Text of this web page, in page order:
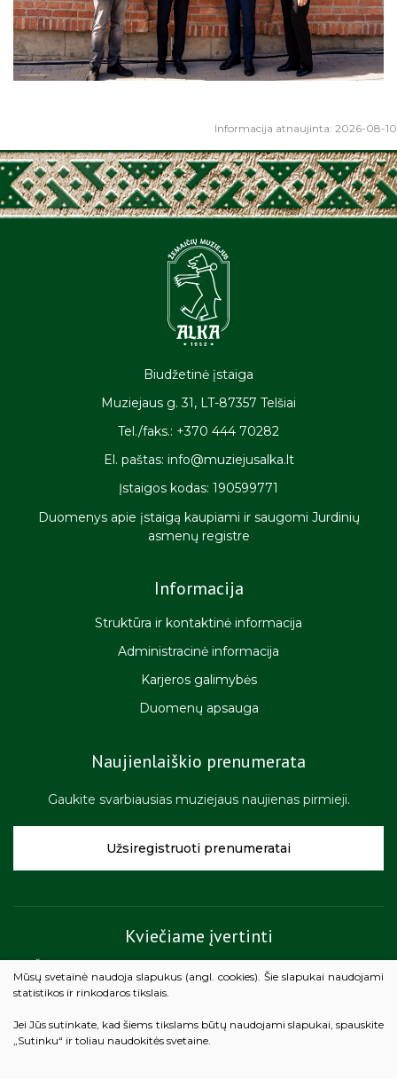
Informacija atnaujinta: 2026-08-10
Biudžetinė įstaiga
Muziejaus g. 31, LT-87357 Telšiai
Tel./faks.: +370 444 70282
El. paštas: info@muziejusalka.lt
Įstaigos kodas: 190599771
Duomenys apie įstaigą kaupiami ir saugomi Jurdinių
asmenų registre
Informacija
Struktūra ir kontaktinė informacija
Administracinė informacija
Karjeros galimybės
Duomenų apsauga
Naujienlaiškio prenumerata
Gaukite svarbiausias muziejaus naujienas pirmieji.
Užsiregistruoti prenumeratai
Kviečiame įvertinti
Žemaičių muziejaus „Alka“ teikiamų paslaugų kokybę.
Vertinti
Mūsų svetainė naudoja slapukus (angl. cookies). Šie slapukai naudojami
statistikos ir rinkodaros tikslais.
Jei Jūs sutinkate, kad šiems tikslams būtų naudojami slapukai, spauskite
„Sutinku“ ir toliau naudokitės svetaine.